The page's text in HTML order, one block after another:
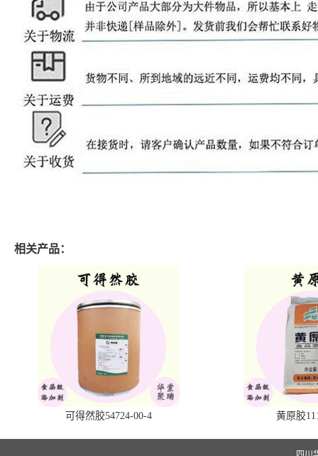
相关产品：
可得然胶54724-00-4 黄原胶